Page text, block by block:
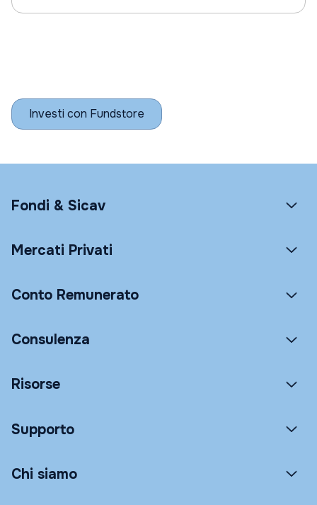
Investi con Fundstore
Fondi & Sicav
Mercati Privati
Conto Remunerato
Consulenza
Risorse
Supporto
Chi siamo